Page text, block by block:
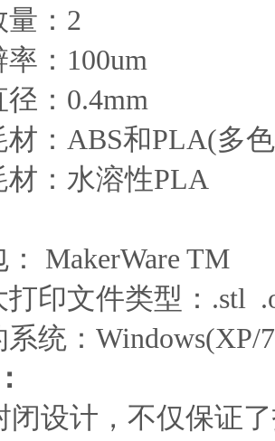
量：2
：100um
：0.4mm
材：ABS和PLA(多
材：水溶性PLA
MakerWare TM
打印文件类型：.stl
统：Windows(XP/
闭设计，不仅保证